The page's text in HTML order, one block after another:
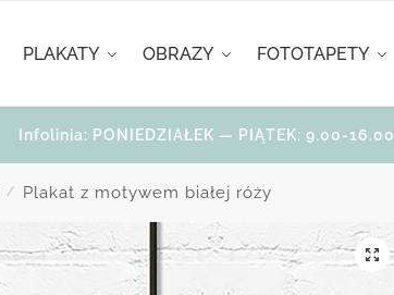
PLAKATY OBRAZY FOTOTAPETY
Infolinia: PONIEDZIAŁEK — PIĄTEK: 9.00-16.00
/ Plakat z motywem białej róży